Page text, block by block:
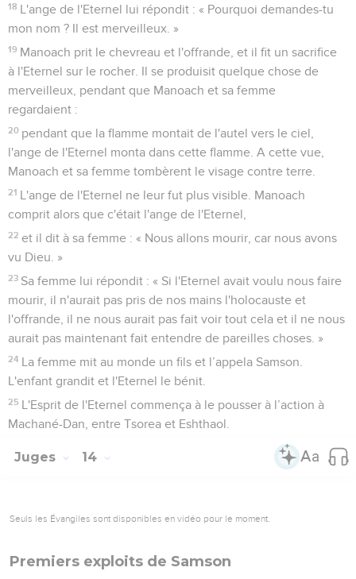
18 L'ange de l'Eternel lui répondit : « Pourquoi demandes-tu
mon nom ? Il est merveilleux. »
19 Manoach prit le chevreau et l'offrande, et il fit un sacrifice
à l'Eternel sur le rocher. Il se produisit quelque chose de
merveilleux, pendant que Manoach et sa femme
regardaient :
20 pendant que la flamme montait de l'autel vers le ciel,
l'ange de l'Eternel monta dans cette flamme. A cette vue,
Manoach et sa femme tombèrent le visage contre terre.
21 L'ange de l'Eternel ne leur fut plus visible. Manoach
comprit alors que c'était l'ange de l'Eternel,
22 et il dit à sa femme : « Nous allons mourir, car nous avons
vu Dieu. »
23 Sa femme lui répondit : « Si l'Eternel avait voulu nous faire
mourir, il n'aurait pas pris de nos mains l'holocauste et
l'offrande, il ne nous aurait pas fait voir tout cela et il ne nous
aurait pas maintenant fait entendre de pareilles choses. »
24 La femme mit au monde un fils et l’appela Samson.
L'enfant grandit et l'Eternel le bénit.
25 L'Esprit de l'Eternel commença à le pousser à l’action à
Machané-Dan, entre Tsorea et Eshthaol.
Juges 14
Seuls les Évangiles sont disponibles en vidéo pour le moment.
Premiers exploits de Samson